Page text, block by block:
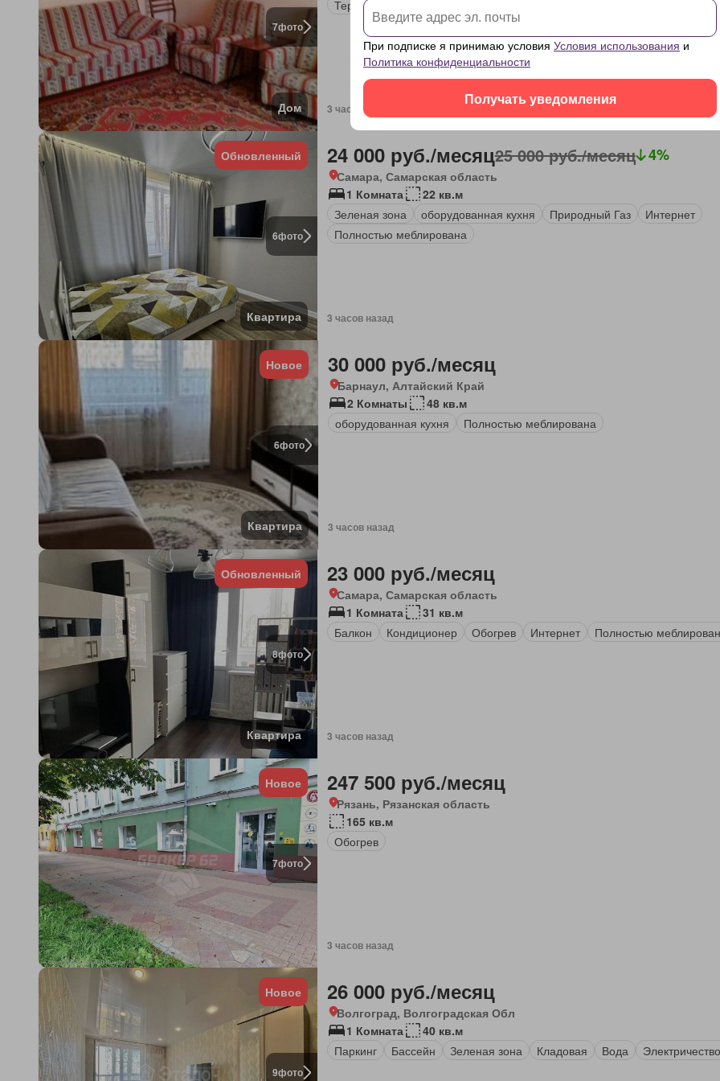
7фото
Дом
Терраса
3 часов назад
6фото
Обновленный
Квартира
24 000 руб./месяц25 000 руб./месяц 4%
Самара, Самарская область
1 Комната
22 кв.м
Зеленая зона
оборудованная кухня Природный Газ
Интернет
Полностью меблирована
3 часов назад
6фото
Новое
Квартира
30 000 руб./месяц
Барнаул, Алтайский Край
2 Комнаты
48 кв.м
оборудованная кухня
Полностью меблирована
3 часов назад
8фото
Обновленный
Квартира
23 000 руб./месяц
Самара, Самарская область
1 Комната
31 кв.м
Балкон
Кондиционер Обогрев Интернет Полностью
3 часов назад
7фото
Новое 247 500 руб./месяц
Рязань, Рязанская область
165 кв.м
Обогрев
3 часов назад
9фото
Новое 26 000 руб./месяц
Волгоград, Волгоградская Обл
1 Комната
40 кв.м
Паркинг
Бассейн Зеленая зона Кладовая Вода Электричество
При подписке я принимаю условия Условия использования и
Политика конфиденциальности
Получать уведомления